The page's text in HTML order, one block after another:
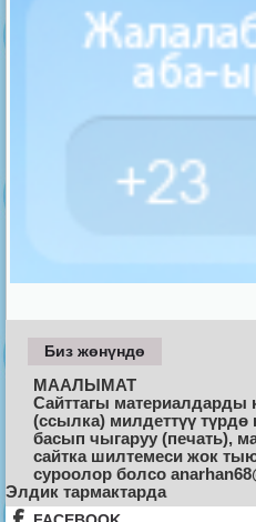
Биз жөнүндө
МААЛЫМАТ
Сайттагы материалдарды
(ссылка) милдеттүү
басып чыгаруу (печать),
сайтка шилтемеси жок
суроолор болсо
Элдик тармактарда